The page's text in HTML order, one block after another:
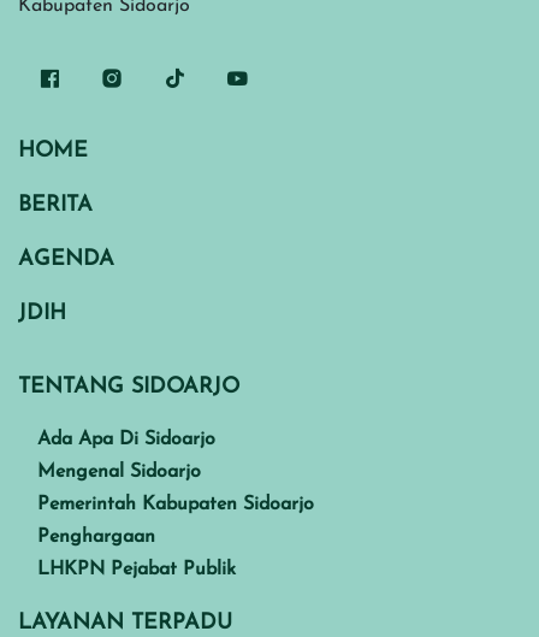
Kabupaten Sidoarjo
HOME
BERITA
AGENDA
JDIH
TENTANG SIDOARJO
Ada Apa Di Sidoarjo
Mengenal Sidoarjo
Pemerintah Kabupaten Sidoarjo
Penghargaan
LHKPN Pejabat Publik
LAYANAN TERPADU